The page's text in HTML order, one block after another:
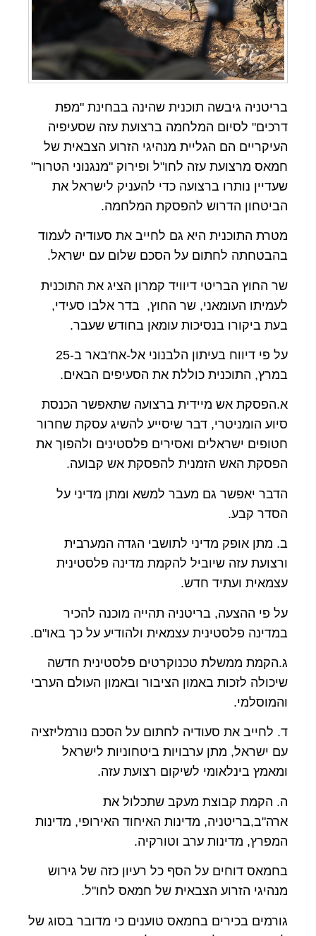
בריטניה גיבשה תוכנית שהינה בבחינת "מפת
דרכים" לסיום המלחמה ברצועת עזה שסעיפיה
העיקריים הם הגליית מנהיגי הזרוע הצבאית של
חמאס מרצועת עזה לחו"ל ופירוק "מנגנוני הטרור"
שעדיין נותרו ברצועה כדי להעניק לישראל את
הביטחון הדרוש להפסקת המלחמה.
מטרת התוכנית היא גם לחייב את סעודיה לעמוד
בהבטחתה לחתום על הסכם שלום עם ישראל.
שר החוץ הבריטי דיוויד קמרון הציג את התוכנית
לעמיתו העומאני, שר החוץ, בדר אלבו סעידי,
בעת ביקורו בנסיכות עומאן בחודש שעבר.
על פי דיווח בעיתון הלבנוני אל-אח'באר ב-25
במרץ, התוכנית כוללת את הסעיפים הבאים.
א.הפסקת אש מיידית ברצועה שתאפשר הכנסת
סיוע הומניטרי, דבר שיסייע להשיג עסקת שחרור
חטופים ישראלים ואסירים פלסטינים ולהפוך את
הפסקת האש הזמנית להפסקת אש קבועה.
הדבר יאפשר גם מעבר למשא ומתן מדיני על
הסדר קבע.
ב. מתן אופק מדיני לתושבי הגדה המערבית
ורצועת עזה שיוביל להקמת מדינה פלסטינית
עצמאית ועתיד חדש.
על פי ההצעה, בריטניה תהייה מוכנה להכיר
במדינה פלסטינית עצמאית ולהודיע על כך באו"ם.
ג.הקמת ממשלת טכנוקרטים פלסטינית חדשה
שיכולה לזכות באמון הציבור ובאמון העולם הערבי
והמוסלמי.
ד. לחייב את סעודיה לחתום על הסכם נורמליזציה
עם ישראל, מתן ערבויות ביטחוניות לישראל
ומאמץ בינלאומי לשיקום רצועת עזה.
ה. הקמת קבוצת מעקב שתכלול את
ארה"ב,בריטניה, מדינות האיחוד האירופי, מדינות
המפרץ, מדינות ערב וטורקיה.
בחמאס דוחים על הסף כל רעיון כזה של גירוש
מנהיגי הזרוע הצבאית של חמאס לחו"ל.
גורמים בכירים בחמאס טוענים כי מדובר בסוג של